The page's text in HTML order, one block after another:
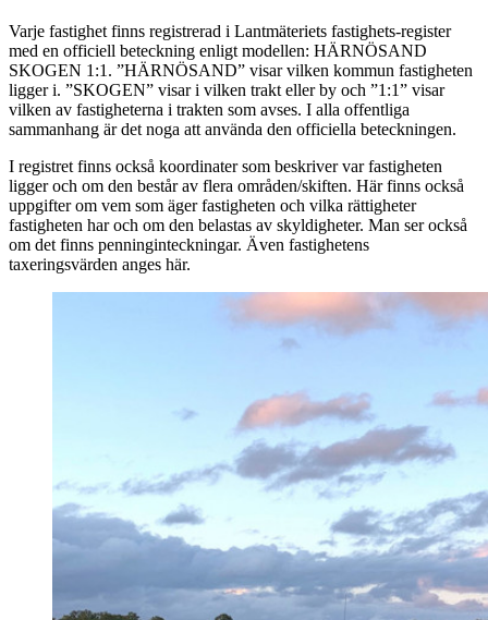
Varje fastighet finns registrerad i Lantmäteriets fastighets-register
med en officiell beteckning enligt modellen: HÄRNÖSAND
SKOGEN 1:1. ”HÄRNÖSAND” visar vilken kommun fastigheten
ligger i. ”SKOGEN” visar i vilken trakt eller by och ”1:1” visar
vilken av fastigheterna i trakten som avses. I alla offentliga
sammanhang är det noga att använda den officiella beteckningen.
I registret finns också koordinater som beskriver var fastigheten
ligger och om den består av flera områden/skiften. Här finns också
uppgifter om vem som äger fastigheten och vilka rättigheter
fastigheten har och om den belastas av skyldigheter. Man ser också
om det finns penninginteckningar. Även fastighetens
taxeringsvärden anges här.